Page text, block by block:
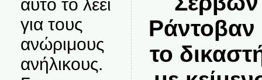
αυτό το λέει
για τους
ανώριμους
ανήλικους.
Ράντοβαν
το